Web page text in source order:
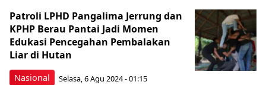
Nasional
Patroli LPHD Pangalima Jerrung dan
KPHP Berau Pantai Jadi Momen
Edukasi Pencegahan Pembalakan
Liar di Hutan
Selasa, 6 Agu 2024 - 01:15